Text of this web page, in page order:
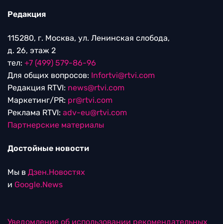
Редакция
115280, г. Москва, ул. Ленинская слобода,
д. 26, этаж 2
тел: +7 (499) 579-86-96
Для общих вопросов: Infortvi@rtvi.com
Редакция RTVI: news@rtvi.com
Маркетинг/PR: pr@rtvi.com
Реклама RTVI: adv-eu@rtvi.com
Партнерские материалы
Достойные новости
Мы в Дзен.Новостях
и Google.News
Уведомление об использовании рекомендательных